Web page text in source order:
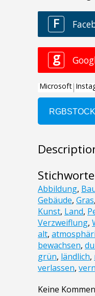
Stichworte
Abbildung,
Gebäude, Gras,
Kunst, Land,
Verzweiflung,
alt,
bewachsen,
grün, ländlich,
verlassen,
Keine